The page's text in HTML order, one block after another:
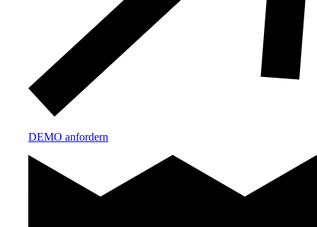
DEMO anfordern